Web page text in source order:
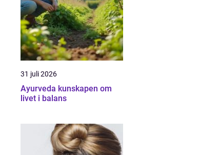
31 juli 2026
Ayurveda kunskapen om
livet i balans